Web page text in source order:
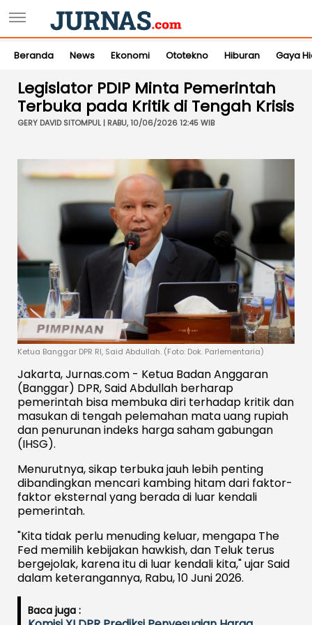
Beranda News Ekonomi Ototekno Hiburan Gaya
Legislator PDIP Minta Pemerintah
Terbuka pada Kritik di Tengah Krisis
GERY DAVID SITOMPUL | RABU, 10/06/2026 12:45 WIB
Ketua Banggar DPR RI, Said Abdullah. (Foto: Dok. Parlementaria)
Jakarta, Jurnas.com - Ketua Badan Anggaran
(Banggar) DPR, Said Abdullah berharap
pemerintah bisa membuka diri terhadap kritik dan
masukan di tengah pelemahan mata uang rupiah
dan penurunan indeks harga saham gabungan
(IHSG).
Menurutnya, sikap terbuka jauh lebih penting
dibandingkan mencari kambing hitam dari faktor-
faktor eksternal yang berada di luar kendali
pemerintah.
"Kita tidak perlu menuding keluar, mengapa The
Fed memilih kebijakan hawkish, dan Teluk terus
bergejolak, karena itu di luar kendali kita," ujar Said
dalam keterangannya, Rabu, 10 Juni 2026.
Baca juga :